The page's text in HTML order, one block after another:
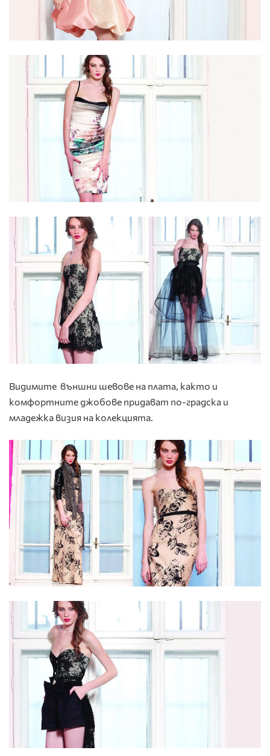
Видимите външни шевове на плата, както и
комфортните джобове придават по-градска и
младежка визия на колекцията.